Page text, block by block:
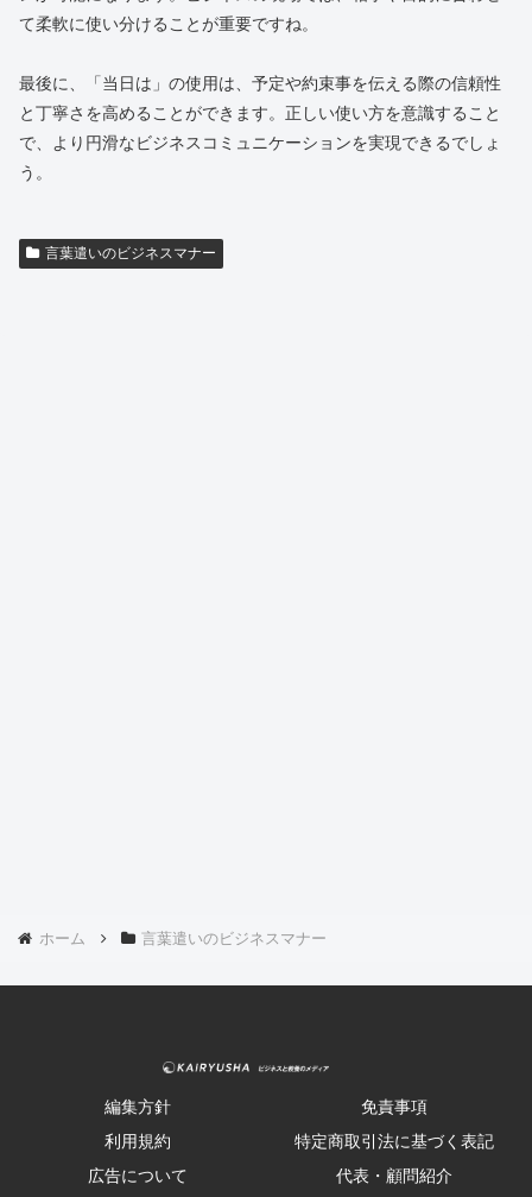
て柔軟に使い分けることが重要ですね。
最後に、「当日は」の使用は、予定や約束事を伝える際の信頼性
と丁寧さを高めることができます。正しい使い方を意識すること
で、より円滑なビジネスコミュニケーションを実現できるでしょ
う。
言葉遣いのビジネスマナー
ホーム 言葉遣いのビジネスマナー
編集方針
免責事項
利用規約
特定商取引法に基づく表記
広告について
代表・顧問紹介